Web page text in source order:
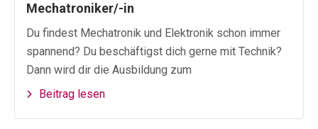
Mechatroniker/-in
Du findest Mechatronik und Elektronik schon immer
spannend? Du beschäftigst dich gerne mit Technik?
Dann wird dir die Ausbildung zum
Beitrag lesen